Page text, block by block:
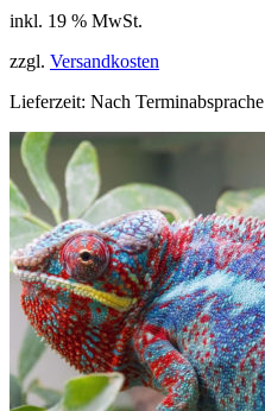
war:
inkl. 19 % MwSt.
zzgl. Versandkosten
Lieferzeit: Nach Terminabsprache